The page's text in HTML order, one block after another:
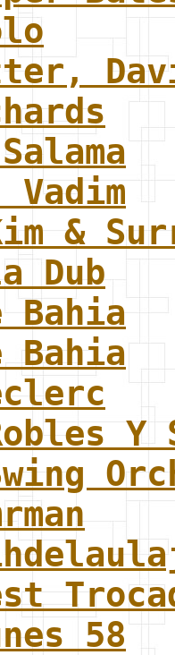
Vadim
&
Dub
Bahia
Bahia
58